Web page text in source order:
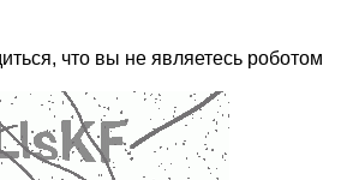
что вы не являетесь роботом